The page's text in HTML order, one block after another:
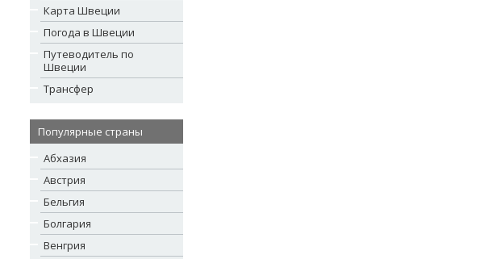
Карта Швеции
Погода в Швеции
Путеводитель по
Швеции
Трансфер
Популярные страны
Абхазия
Австрия
Бельгия
Болгария
Венгрия